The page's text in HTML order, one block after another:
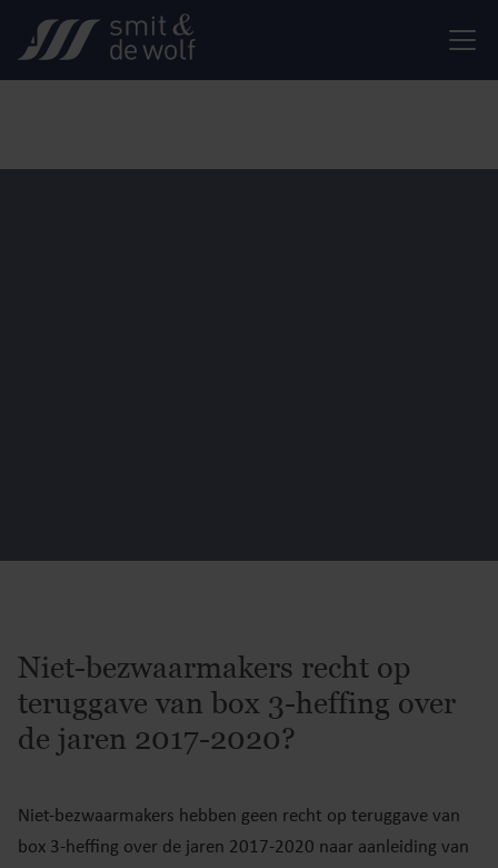
Niet-bezwaarmakers recht op
teruggave van box 3-heffing over
de jaren 2017-2020?
Niet-bezwaarmakers hebben geen recht op teruggave van
box 3-heffing over de jaren 2017-2020 naar aanleiding van